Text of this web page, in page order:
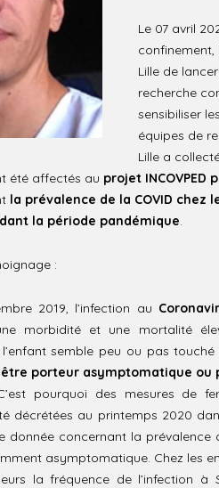
Le 07 avril
Lille de
recherche
sensibiliser
équipes de
Lille a
été affectés au projet INCOVPED
la prévalence de la COVID chez
la période pandémique.
:
2019, l’infection au
morbidité et une mortalité
semble peu ou pas
porteur asymptomatique
pourquoi des mesures de
décrétées au printemps 2020
donnée concernant la prévalence
asymptomatique. Chez les
la fréquence de l’infection à